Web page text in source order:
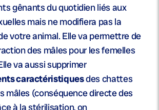
gênants du quotidien liés aux
mais ne modifiera pas la
votre animal. Elle va permettre de
des mâles pour les femelles
va aussi supprimer
caractéristiquesdes chattes
mâles (conséquence directe des
à la stérilisation, on